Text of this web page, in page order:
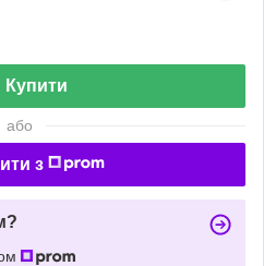
Купити
або
з